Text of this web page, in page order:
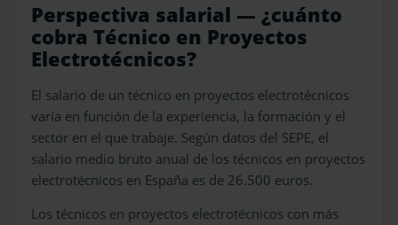
Perspectiva salarial — ¿cuánto
cobra Técnico en Proyectos
Electrotécnicos?
El salario de un técnico en proyectos electrotécnicos
varía en función de la experiencia, la formación y el
sector en el que trabaje. Según datos del SEPE, el
salario medio bruto anual de los técnicos en proyectos
electrotécnicos en España es de 26.500 euros.
Los técnicos en proyectos electrotécnicos con más